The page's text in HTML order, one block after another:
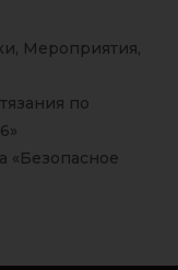
, Мероприятия,
по
«Безопасное